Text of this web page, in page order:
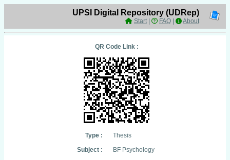
UPSI Digital Repository (UDRep)
Start| FAQ About
QR Code Link :
Type :
Thesis
Subject :
BF Psychology